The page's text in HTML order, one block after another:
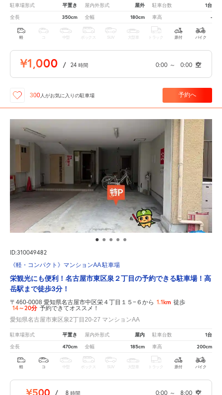
駐車場形式 平置き 屋内外形式 屋外 駐車台数 1台
全長 350cm 全幅 180cm 車高 -
軽 中型 ボックス SUV 大型車 トラック 原付 バイク
¥1,000 / 24 時間 0:00 ～ 0:00 空
300 人がお気に入りの駐車場 予約へ
ID:310049482
《軽・コンパクト》マンションAA 駐車場
栄観光にも便利！名古屋市東区泉２丁目の予約できる駐車場！高
岳駅まで徒歩3分！
〒460-0008 愛知県名古屋市中区栄４丁目１５−６から 1.1km 徒歩
14～20分 予約できてオススメ！
愛知県名古屋市東区泉2丁目20-27 マンションAA
駐車場形式 平置き 屋内外形式 屋内 駐車台数 1台
全長 470cm 全幅 185cm 車高 200cm
軽 コ 中型 ボックス SUV 大型車 トラック 原付 バイク
¥500 / 8 時間 0:00 ～ 8:00 空